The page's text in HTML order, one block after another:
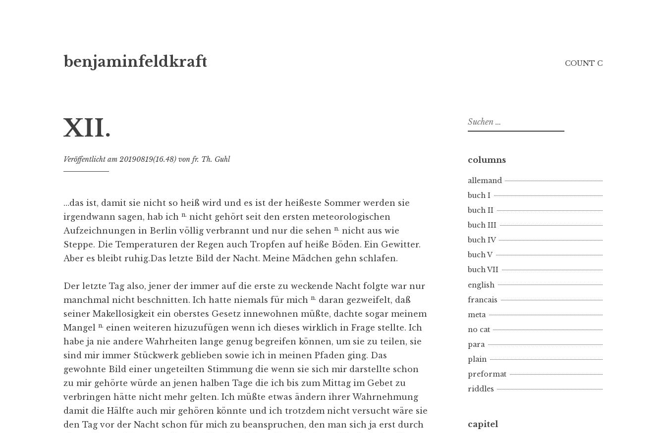
Inhalt
benjaminfeldkraft COUNT C
XII.
Veröffentlicht am 20190819(16.48) von fr. Th. Guhl
…das ist, damit sie nicht so heiß wird und es ist der heißeste Sommer werden sie
irgendwann sagen, hab ich n. nicht gehört seit den ersten meteorologischen
Aufzeichnungen in Berlin völlig verbrannt und nur die sehen n. nicht aus wie
Steppe. Die Temperaturen der Regen auch Tropfen auf heiße Böden. Ein Gewitter.
Aber es bleibt ruhig.Das letzte Bild der Nacht. Meine Mädchen gehn schlafen.
Der letzte Tag also, jener der immer auf die erste zu weckende Nacht folgte war nur
manchmal nicht beschnitten. Ich hatte niemals für mich n. daran gezweifelt, daß
seiner Makellosigkeit ein oberstes Gesetz innewohnen müßte, dachte sogar meinem
Mangel n. einen weiteren hizuzufügen wenn ich dieses wirklich in Frage stellte. Ich
habe ja nie andere Wahrheiten lange genug begreifen können, um sie zu teilen, sie
sind mir immer Stückwerk geblieben sowie ich in meinen Pfaden ging. Das
gewohnte Bild einer ungeteilten Stimmung die wenn sie sich mir darstellte schon
zu mir gehörte würde an jenen halben Tage die ich bis zum Mittag im Gebet zu
verbringen hätte nicht mehr gelten. Ich müßte etwas ändern ihrer Wahrnehmung
damit die Hälfte auch mir gehören könnte und ich trotzdem nicht versucht wäre sie
den Tag vor der Nacht schon für mich zu beanspruchen, den man sich ja erst durch
Suchen
nach:
columns
allemand
buch I
buch II
buch III
buch IV
buch V
buch VII
english
francais
meta
no cat
para
plain
preformat
riddles
capitel